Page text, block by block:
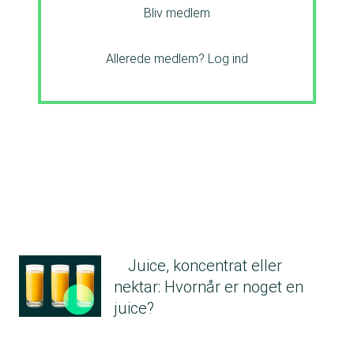
Bliv medlem
Allerede medlem? Log ind
Juice, koncentrat eller
nektar: Hvornår er noget en
juice?